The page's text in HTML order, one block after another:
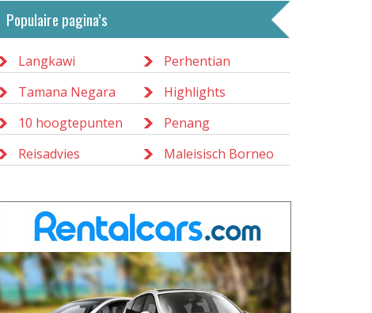
Populaire pagina’s
Langkawi
Perhentian
Tamana Negara
Highlights
10 hoogtepunten
Penang
Reisadvies
Maleisisch Borneo